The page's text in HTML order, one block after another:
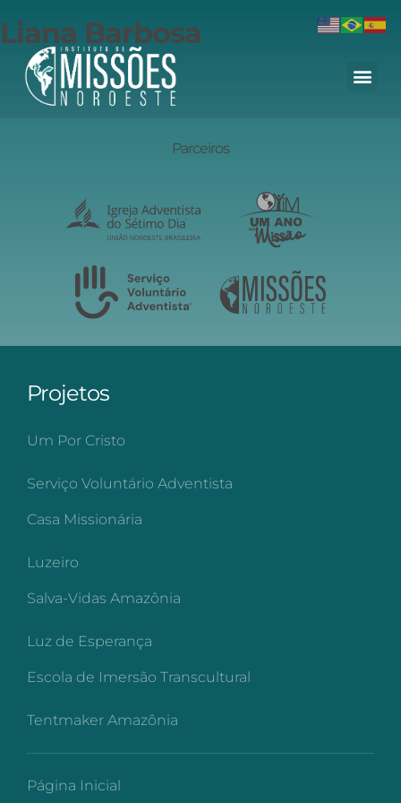
Liana Barbosa
Parceiros
Projetos
Um Por Cristo
Serviço Voluntário Adventista
Casa Missionária
Luzeiro
Salva-Vidas Amazônia
Luz de Esperança
Escola de Imersão Transcultural
Tentmaker Amazônia
Página Inicial